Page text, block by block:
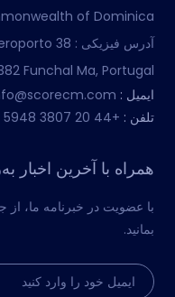
of Dominica
آدرس فیزیکی : 38
Funchal Ma, Portugal
ایمیل :
تلفن : +44 20 3807 5948
همراه با آخرین اخبار
با عضویت در خبرنامه ما، از
بمانید.